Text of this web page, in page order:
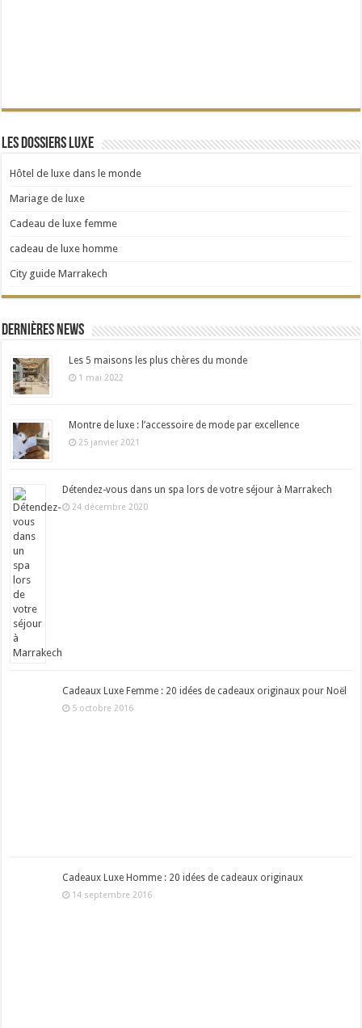
Les dossiers Luxe
Hôtel de luxe dans le monde
Mariage de luxe
Cadeau de luxe femme
cadeau de luxe homme
City guide Marrakech
Dernières news
Les 5 maisons les plus chères du monde
1 mai 2022
Montre de luxe : l’accessoire de mode par excellence
25 janvier 2021
Détendez-vous dans un spa lors de votre séjour à Marrakech
24 décembre 2020
Cadeaux Luxe Femme : 20 idées de cadeaux originaux pour Noël
5 octobre 2016
Cadeaux Luxe Homme : 20 idées de cadeaux originaux
14 septembre 2016